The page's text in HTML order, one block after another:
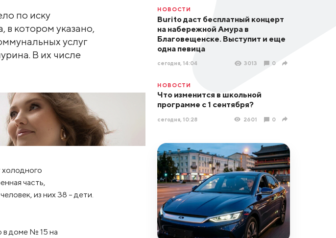
по иску
в котором указано,
услуг
В их числе
холодного
часть,
из них 38 – дети.
в доме № 15 на
НОВОСТИ
Burito даст бесплатный концерт
на набережной Амура в
Благовещенске. Выступит и еще
одна певица
сегодня, 14:04 3013 0
НОВОСТИ
Что изменится в школьной
программе с 1 сентября?
сегодня, 10:28 2601 0